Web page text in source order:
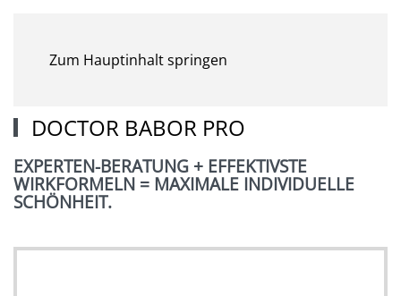
Zum Hauptinhalt springen
DOCTOR BABOR PRO
EXPERTEN-BERATUNG + EFFEKTIVSTE
WIRKFORMELN = MAXIMALE INDIVIDUELLE
SCHÖNHEIT.